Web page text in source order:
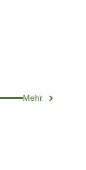
Mehr